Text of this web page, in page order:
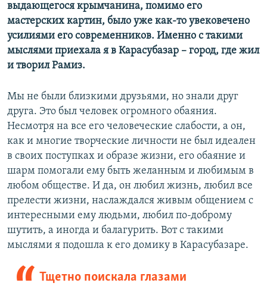
выдающегося крымчанина, помимо его
мастерских картин, было уже как-то увековечено
усилиями его современников. Именно с такими
мыслями приехала я в Карасубазар – город, где жил
и творил Рамиз.
Мы не были близкими друзьями, но знали друг
друга. Это был человек огромного обаяния.
Несмотря на все его человеческие слабости, а он,
как и многие творческие личности не был идеален
в своих поступках и образе жизни, его обаяние и
шарм помогали ему быть желанным и любимым в
любом обществе. И да, он любил жизнь, любил все
прелести жизни, наслаждался живым общением с
интересными ему людьми, любил по-доброму
шутить, а иногда и балагурить. Вот с такими
мыслями я подошла к его домику в Карасубазаре.
Тщетно поискала глазами